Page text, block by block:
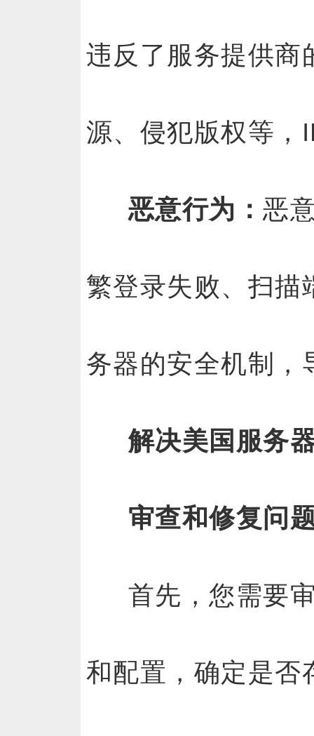
违反了服务提供商
源、侵犯版权等，
恶意行为： 恶
繁登录失败、扫描
务器的安全机制，
解决美国服务
审查和修复问
首先，您需要
和配置，确定是否